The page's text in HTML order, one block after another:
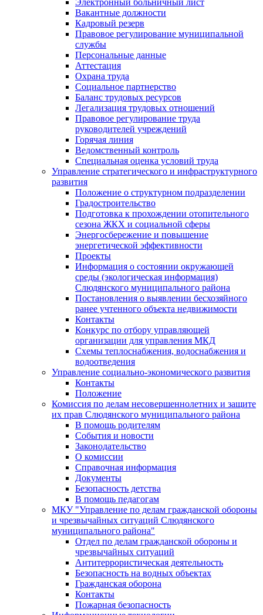
Электронный больничный лист
Вакантные должности
Кадровый резерв
Правовое регулирование муниципальной
службы
Персональные данные
Аттестация
Охрана труда
Социальное партнерство
Баланс трудовых ресурсов
Легализация трудовых отношений
Правовое регулирование труда
руководителей учреждений
Горячая линия
Ведомственный контроль
Специальная оценка условий труда
Управление стратегического и инфраструктурного
развития
Положение о структурном подразделении
Градостроительство
Подготовка к прохождении отопительного
сезона ЖКХ и социальной сферы
Энергосбережение и повышение
энергетической эффективности
Проекты
Информация о состоянии окружающей
среды (экологическая информация)
Слюдянского муниципального района
Постановления о выявлении бесхозяйного
ранее учтенного объекта недвижимости
Контакты
Конкурс по отбору управляющей
организации для управления МКД
Схемы теплоснабжения, водоснабжения и
водоотведения
Управление социально-экономического развития
Контакты
Положение
Комиссия по делам несовершеннолетних и защите
их прав Слюдянского муниципального района
В помощь родителям
События и новости
Законодательство
О комиссии
Справочная информация
Документы
Безопасность детства
В помощь педагогам
МКУ "Управление по делам гражданской обороны
и чрезвычайных ситуаций Слюдянского
муниципального района"
Отдел по делам гражданской обороны и
чрезвычайных ситуаций
Антитеррористическая деятельность
Безопасность на водных объектах
Гражданская оборона
Контакты
Пожарная безопасность